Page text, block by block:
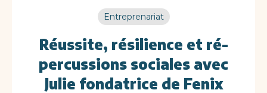
Entreprenariat
Réussite, résilience et ré-
percussions sociales avec
Julie fondatrice de Fenix